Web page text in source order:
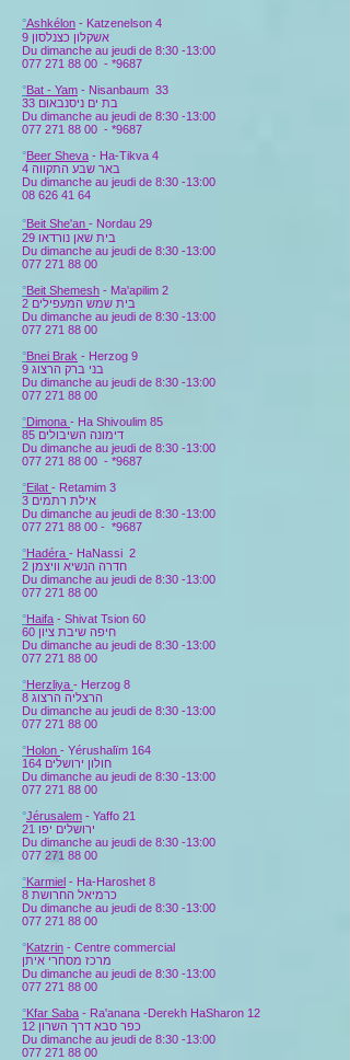
°Ashkélon - Katzenelson 4
אשקלון כצנלסון 9
Du dimanche au jeudi de 8:30 -13:00
077 271 88 00 - *9687
°Bat - Yam - Nisanbaum 33
בת ים ניסנבאום 33
Du dimanche au jeudi de 8:30 -13:00
077 271 88 00 - *9687
°Beer Sheva - Ha-Tikva 4
Du dimanche au jeudi de 8:30 -13:00
08 626 41 64
°Beit She'an - Nordau 29
בית שאן נורדאו 29
Du dimanche au jeudi de 8:30 -13:00
077 271 88 00
°Beit Shemesh - Ma'apilim 2
בית שמש המעפילים 2
Du dimanche au jeudi de 8:30 -13:00
077 271 88 00
°Bnei Brak - Herzog 9
בני ברק הרצוג 9
Du dimanche au jeudi de 8:30 -13:00
077 271 88 00
°Dimona - Ha Shivoulim 85
דימונה השיבולים 85
Du dimanche au jeudi de 8:30 -13:00
077 271 88 00 - *9687
°Eilat - Retamim 3
אילת רתמים 3
Du dimanche au jeudi de 8:30 -13:00
077 271 88 00 - *9687
°Hadéra - HaNassi 2
חדרה הנשיא וויצמן 2
Du dimanche au jeudi de 8:30 -13:00
077 271 88 00
°Haifa - Shivat Tsion 60
Du dimanche au jeudi de 8:30 -13:00
077 271 88 00
°Herzliya - Herzog 8
הרצליה הרצוג 8
Du dimanche au jeudi de 8:30 -13:00
077 271 88 00
°Holon - Yérushalïm 164
חולון ירושלים 164
Du dimanche au jeudi de 8:30 -13:00
077 271 88 00
°Jérusalem - Yaffo 21
Du dimanche au jeudi de 8:30 -13:00
077 271 88 00
°Karmiel - Ha-Haroshet 8
כרמיאל החרושת 8
Du dimanche au jeudi de 8:30 -13:00
077 271 88 00
°Katzrin - Centre commercial
מרכז מסחרי איתן
Du dimanche au jeudi de 8:30 -13:00
077 271 88 00
°Kfar Saba - Ra'anana -Derekh HaSharon 12
כפר סבא דרך השרון 12
Du dimanche au jeudi de 8:30 -13:00
077 271 88 00